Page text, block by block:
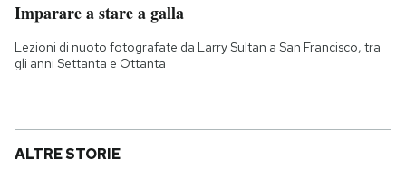
Imparare a stare a galla
Lezioni di nuoto fotografate da Larry Sultan a San Francisco, tra
gli anni Settanta e Ottanta
ALTRE STORIE